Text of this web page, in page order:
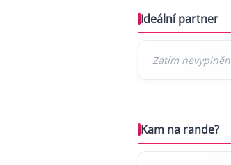
Ideální partner
Kam na rande?